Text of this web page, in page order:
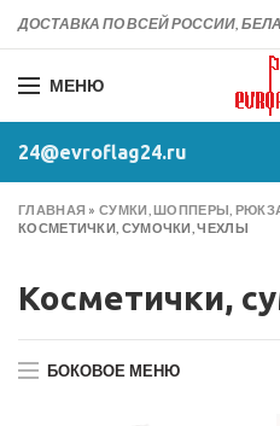
ДОСТАВКА ПО ВСЕЙ РОССИИ,
МЕНЮ
24@evroflag24.ru
ГЛАВНАЯ »СУМКИ, ШОППЕРЫ,
КОСМЕТИЧКИ, СУМОЧКИ, ЧЕХЛЫ
Косметички,
БОКОВОЕ МЕНЮ